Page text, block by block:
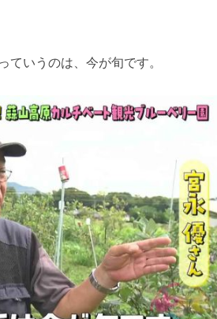
ていうのは、今が旬です。